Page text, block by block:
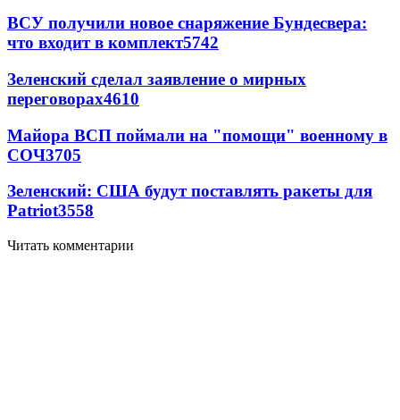
ВСУ получили новое снаряжение Бундесвера:
что входит в комплект5742
Зеленский сделал заявление о мирных
переговорах4610
Майора ВСП поймали на "помощи" военному в
СОЧ3705
Зеленский: США будут поставлять ракеты для
Patriot3558
Читать комментарии